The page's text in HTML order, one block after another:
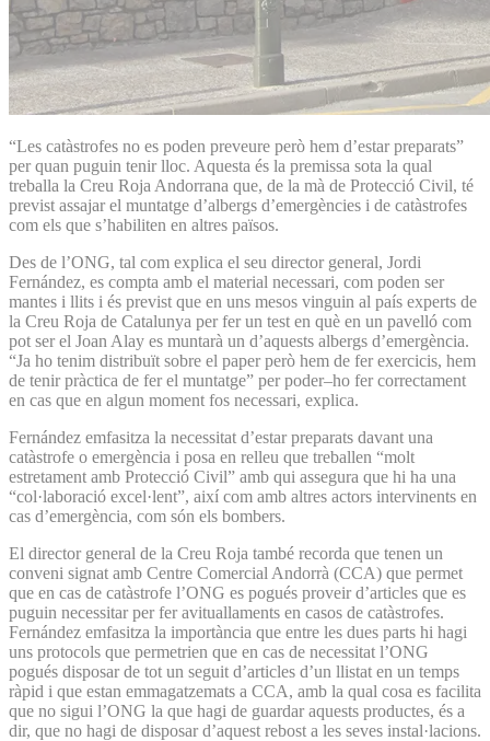
“Les catàstrofes no es poden preveure però hem d’estar preparats”
per quan puguin tenir lloc. Aquesta és la premissa sota la qual
treballa la Creu Roja Andorrana que, de la mà de Protecció Civil, té
previst assajar el muntatge d’albergs d’emergències i de catàstrofes
com els que s’habiliten en altres països.
Des de l’ONG, tal com explica el seu director general, Jordi
Fernández, es compta amb el material necessari, com poden ser
mantes i llits i és previst que en uns mesos vinguin al país experts de
la Creu Roja de Catalunya per fer un test en què en un pavelló com
pot ser el Joan Alay es muntarà un d’aquests albergs d’emergència.
“Ja ho tenim distribuït sobre el paper però hem de fer exercicis, hem
de tenir pràctica de fer el muntatge” per poder–ho fer correctament
en cas que en algun moment fos necessari, explica.
Fernández emfasitza la necessitat d’estar preparats davant una
catàstrofe o emergència i posa en relleu que treballen “molt
estretament amb Protecció Civil” amb qui assegura que hi ha una
“col·laboració excel·lent”, així com amb altres actors intervinents en
cas d’emergència, com són els bombers.
El director general de la Creu Roja també recorda que tenen un
conveni signat amb Centre Comercial Andorrà (CCA) que permet
que en cas de catàstrofe l’ONG es pogués proveir d’articles que es
puguin necessitar per fer avituallaments en casos de catàstrofes.
Fernández emfasitza la importància que entre les dues parts hi hagi
uns protocols que permetrien que en cas de necessitat l’ONG
pogués disposar de tot un seguit d’articles d’un llistat en un temps
ràpid i que estan emmagatzemats a CCA, amb la qual cosa es facilita
que no sigui l’ONG la que hagi de guardar aquests productes, és a
dir, que no hagi de disposar d’aquest rebost a les seves instal·lacions.